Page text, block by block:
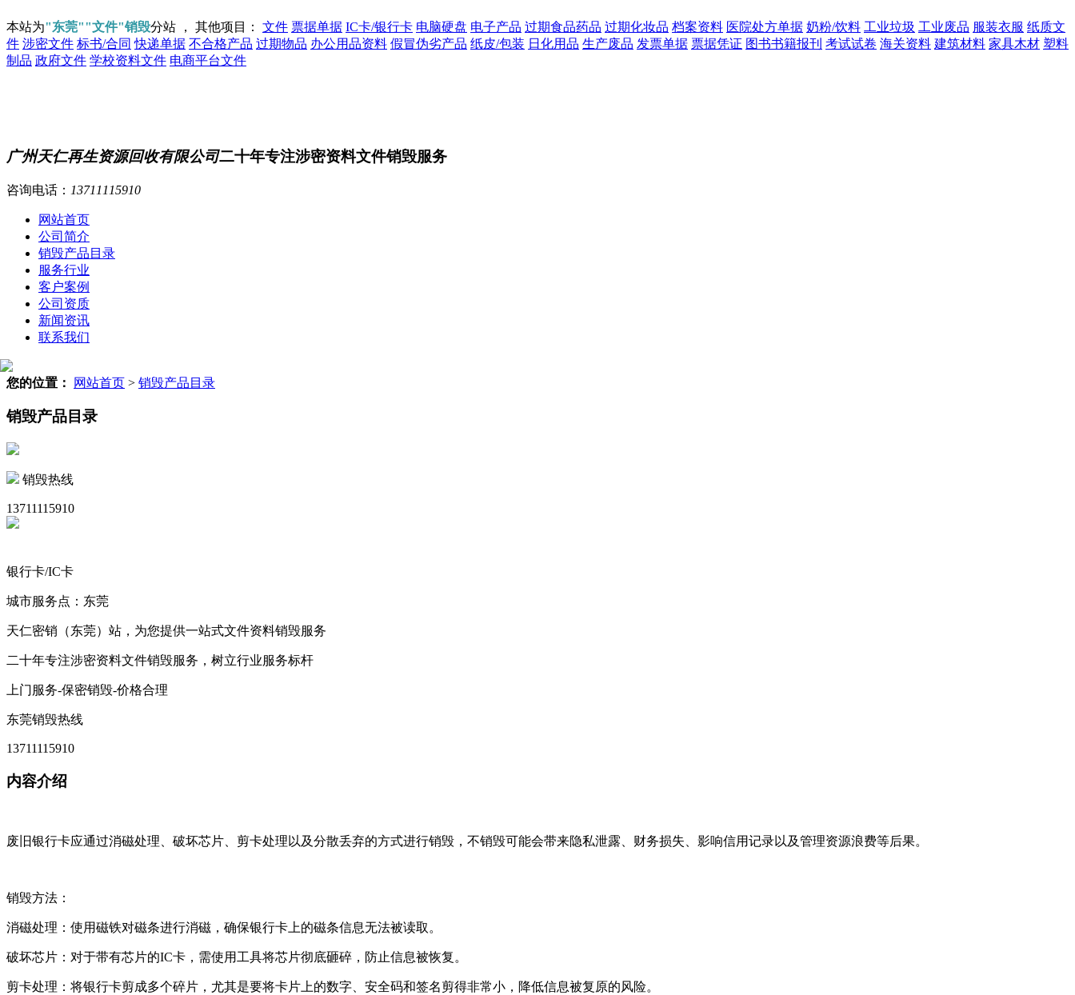
本站为"东莞""文件"销毁分站 ， 其他项目： 文件 票据单据 IC卡/银行卡 电脑硬盘 电子产品 过期食品药品 过期化妆品 档案资料 医院处方单据 奶粉/饮料 工业垃圾 工业废品 服装衣服 纸质文
件 涉密文件 标书/合同 快递单据 不合格产品 过期物品 办公用品资料 假冒伪劣产品 纸皮/包装 日化用品 生产废品 发票单据 票据凭证 图书书籍报刊 考试试卷 海关资料 建筑材料 家具木材 塑料
制品 政府文件 学校资料文件 电商平台文件
广州天仁再生资源回收有限公司二十年专注涉密资料文件销毁服务
咨询电话： 13711115910
网站首页
公司简介
销毁产品目录
服务行业
客户案例
公司资质
新闻资讯
联系我们
您的位置： 网站首页 > 销毁产品目录
销毁产品目录
销毁热线
13711115910
银行卡/IC卡
城市服务点：东莞
天仁密销（东莞）站，为您提供一站式文件资料销毁服务
二十年专注涉密资料文件销毁服务，树立行业服务标杆
上门服务-保密销毁-价格合理
东莞销毁热线
13711115910
内容介绍
废旧银行卡应通过消磁处理、破坏芯片、剪卡处理以及分散丢弃的方式进行销毁，不销毁可能会带来隐私泄露、财务损失、影响信用记录以及管理资源浪费等后果。
销毁方法：
消磁处理：使用磁铁对磁条进行消磁，确保银行卡上的磁条信息无法被读取。
破坏芯片：对于带有芯片的IC卡，需使用工具将芯片彻底砸碎，防止信息被恢复。
剪卡处理：将银行卡剪成多个碎片，尤其是要将卡片上的数字、安全码和签名剪得非常小，降低信息被复原的风险。